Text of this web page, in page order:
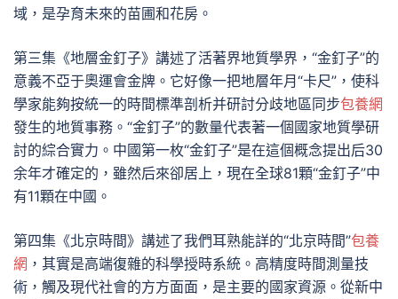
域，是孕育未來的苗圃和花房。
第三集《地層金釘子》講述了活著界地質學界，“金釘子”的
意義不亞于奧運會金牌。它好像一把地層年月“卡尺”，使科
學家能夠按統一的時間標準剖析并研討分歧地區同步包養網
發生的地質事務。“金釘子”的數量代表著一個國家地質學研
討的綜合實力。中國第一枚“金釘子”是在這個概念提出后30
余年才確定的，雖然后來卻居上，現在全球81顆“金釘子”中
有11顆在中國。
第四集《北京時間》講述了我們耳熟能詳的“北京時間”包養
網 ，其實是高端復雜的科學授時系統。高精度時間測量技
術，觸及現代社會的方方面面，是主要的國家資源。從新中